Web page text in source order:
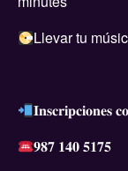
Llevar tu
𝐈𝐧𝐬𝐜𝐫𝐢𝐩𝐜𝐢𝐨𝐧𝐞𝐬
𝟗𝟖𝟕 𝟏𝟒𝟎 𝟓𝟏𝟕𝟓